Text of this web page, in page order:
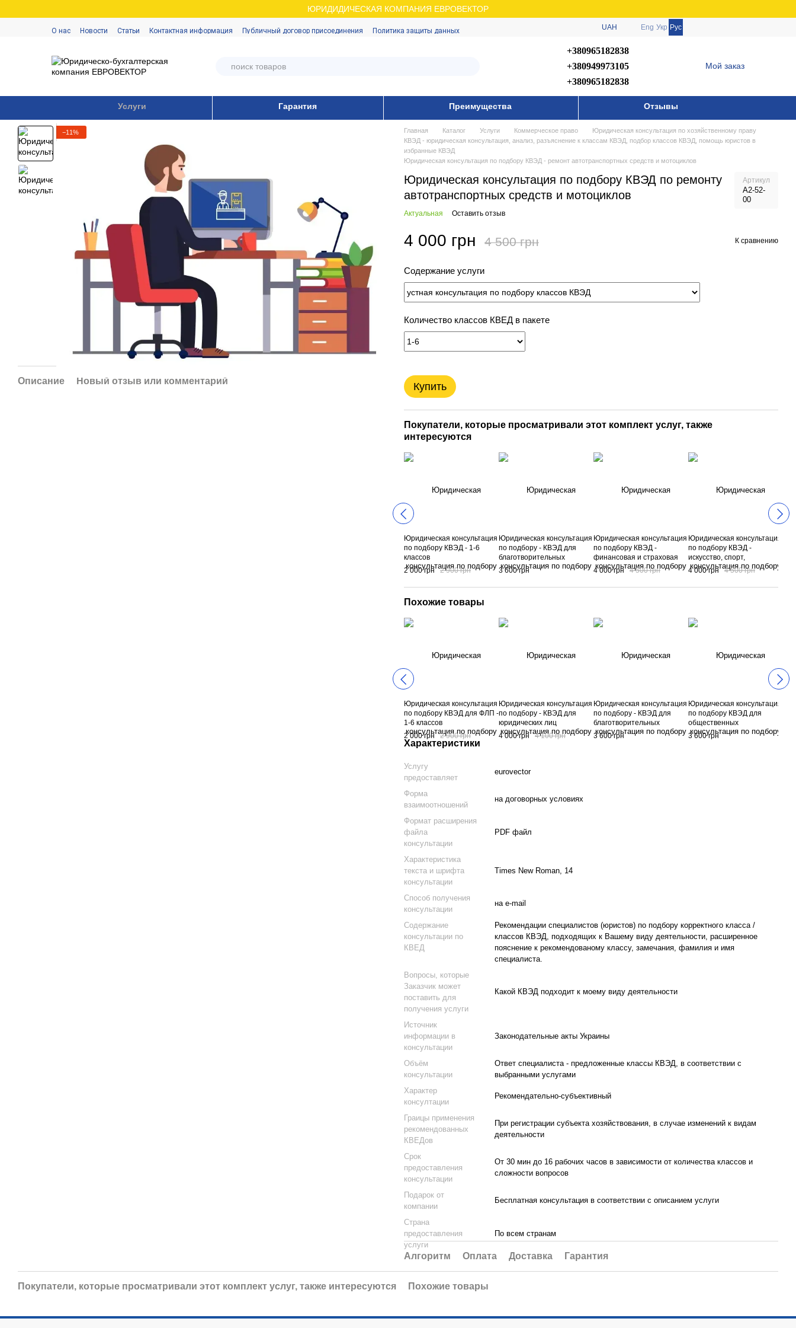
ЮРИДИДИЧЕСКАЯ КОМПАНИЯ ЕВРОВЕКТОР
О нас Новости Статьи Контактная информация Публичный договор присоединения Политика защиты данных UAH Eng Укр Рус
+380965182838
+380949973105
+380965182838
Мой заказ
Услуги Гарантия Преимущества Отзывы
−11%
Описание Новый отзыв или комментарий
Главная Каталог Услуги Коммерческое право
Юридическая консультация по хозяйственному праву
КВЭД - юридическая консультация, анализ, разъяснение к классам КВЭД, подбор классов КВЭД, помощь юристов в
избранные КВЭД
Юридическая консультация по подбору КВЭД - ремонт автотранспортных средств и мотоциклов
Юридическая консультация по подбору КВЭД по ремонту
автотранспортных средств и мотоциклов
Артикул
А2-52-
00
Актуальная Оставить отзыв
4 000 грн 4 500 грн К сравнению
Содержание услуги
Количество классов КВЕД в пакете
Купить
Покупатели, которые просматривали этот комплект услуг, также
интересуются
Юридическая консультация
по подбору КВЭД - 1-6
классов
2 000 грн
2 900 грн
Юридическая консультация
по подбору - КВЭД для
благотворительных
организаций
3 600 грн
Юридическая консультация
по подбору КВЭД -
финансовая и страховая
деятельность
4 000 грн 4 500 грн
Юридическая консультация
по подбору КВЭД -
искусство, спорт,
развлечения и отдых
4 000 грн 4 500 грн
Похожие товары
Юридическая консультация
по подбору КВЭД для ФЛП -
1-6 классов
2 000 грн
2 900 грн
Юридическая консультация
по подбору - КВЭД для
юридических лиц
4 000 грн
4 100 грн
Юридическая консультация
по подбору - КВЭД для
благотворительных
организаций
3 600 грн
Юридическая консультация
по подбору КВЭД для
общественных
организаций
3 600 грн
Характеристики
Услугу
предоставляет
eurovector
Форма
взаимоотношений
на договорных условиях
Формат расширения
файла
консультации
PDF файл
Характеристика
текста и шрифта
консультации
Times New Roman, 14
Способ получения
консультации
на e-mail
Содержание
консультации по
КВЕД
Рекомендации специалистов (юристов) по подбору корректного класса /
классов КВЭД, подходящих к Вашему виду деятельности, расширенное
пояснение к рекомендованому классу, замечания, фамилия и имя
специалиста.
Вопросы, которые
Заказчик может
поставить для
получения услуги
Какой КВЭД подходит к моему виду деятельности
Источник
информации в
консультации
Законодательные акты Украины
Объём
консультации
Ответ специалиста - предложенные классы КВЭД, в соответствии с
выбранными услугами
Характер
консултации
Рекомендательно-субъективный
Граицы применения
рекомендованных
КВЕДов
При регистрации субъекта хозяйствования, в случае изменений к видам
деятельности
Срок
предоставления
консультации
От 30 мин до 16 рабочих часов в зависимости от количества классов и
сложности вопросов
Подарок от
компании
Бесплатная консультация в соответствии с описанием услуги
Страна
предоставления
услуги
По всем странам
Алгоритм Оплата Доставка Гарантия
Покупатели, которые просматривали этот комплект услуг, также интересуются Похожие товары